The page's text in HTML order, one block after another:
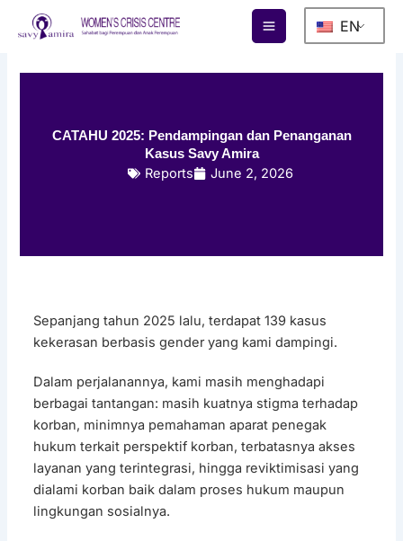
EN
CATAHU 2025: Pendampingan dan Penanganan
Kasus Savy Amira
Reports June 2, 2026
Sepanjang tahun 2025 lalu, terdapat 139 kasus
kekerasan berbasis gender yang kami dampingi.
Dalam perjalanannya, kami masih menghadapi
berbagai tantangan: masih kuatnya stigma terhadap
korban, minimnya pemahaman aparat penegak
hukum terkait perspektif korban, terbatasnya akses
layanan yang terintegrasi, hingga reviktimisasi yang
dialami korban baik dalam proses hukum maupun
lingkungan sosialnya.